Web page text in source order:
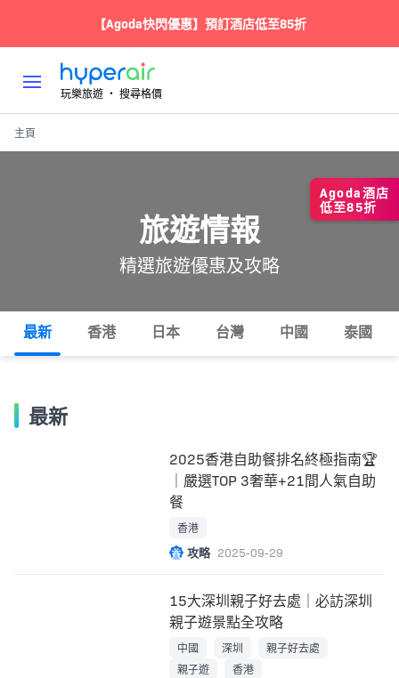
【Agoda快閃優惠】預訂酒店低至85折
玩樂旅遊 ‧ 搜尋格價
主頁
旅遊情報
精選旅遊優惠及攻略
最新 香港 日本 台灣 中國 泰國
最新
2025香港自助餐排名終極指南🏆
｜嚴選TOP 3奢華+21間人氣自助
餐
香港
攻略 2025-09-29
15大深圳親子好去處｜必訪深圳
親子遊景點全攻略
中國 深圳
親子好去處
親子遊
香港
Agoda酒店
低至85折